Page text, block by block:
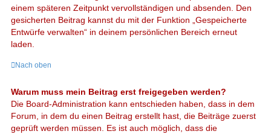
einem späteren Zeitpunkt vervollständigen und absenden. Den
gesicherten Beitrag kannst du mit der Funktion „Gespeicherte
Entwürfe verwalten“ in deinem persönlichen Bereich erneut
laden.
Nach oben
Warum muss mein Beitrag erst freigegeben werden?
Die Board-Administration kann entschieden haben, dass in dem
Forum, in dem du einen Beitrag erstellt hast, die Beiträge zuerst
geprüft werden müssen. Es ist auch möglich, dass die